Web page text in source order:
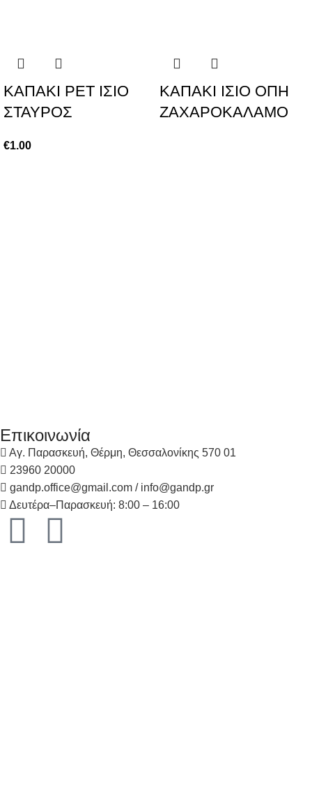
KAΠΑΚΙ ΡΕΤ ΙΣΙΟ
ΣΤΑΥΡΟΣ
€1.00
ΚΑΠΑΚΙ ΙΣΙΟ ΟΠΗ
ΖΑΧΑΡΟΚΑΛΑΜΟ
Επικοινωνία
Αγ. Παρασκευή, Θέρμη, Θεσσαλονίκης 570 01
23960 20000
gandp.office@gmail.com / info@gandp.gr
Δευτέρα–Παρασκευή: 8:00 – 16:00